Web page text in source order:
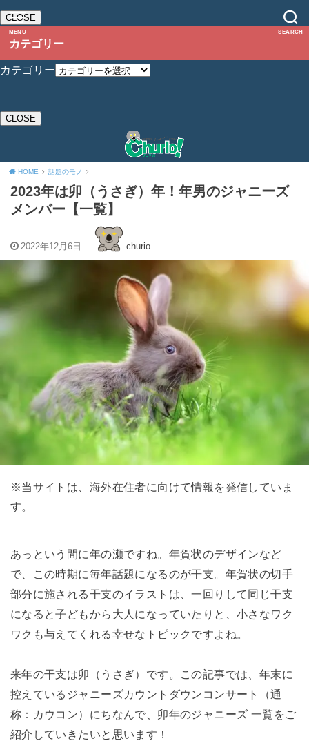
MENU
CLOSE
カテゴリー
カテゴリー
CLOSE
SEARCH
HOME 話題のモノ
2023年は卯（うさぎ）年！年男のジャニーズ
メンバー【一覧】
2022年12月6日 churio
※当サイトは、海外在住者に向けて情報を発信していま
す。
あっという間に年の瀬ですね。年賀状のデザインなど
で、この時期に毎年話題になるのが干支。年賀状の切手
部分に施される干支のイラストは、一回りして同じ干支
になると子どもから大人になっていたりと、小さなワク
ワクも与えてくれる幸せなトピックですよね。
来年の干支は卯（うさぎ）です。この記事では、年末に
控えているジャニーズカウントダウンコンサート（通
称：カウコン）にちなんで、卯年のジャニーズ 一覧をご
紹介していきたいと思います！